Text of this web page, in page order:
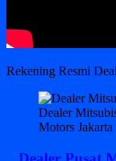
Rekening Resmi
Dealer
Motors Jakarta